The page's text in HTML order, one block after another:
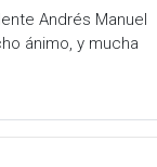
Andrés Manuel
ánimo, y mucha